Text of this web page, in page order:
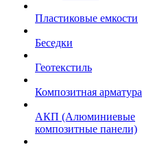
Пластиковые емкости
Беседки
Геотекстиль
Композитная арматура
АКП (Алюминиевые
композитные панели)